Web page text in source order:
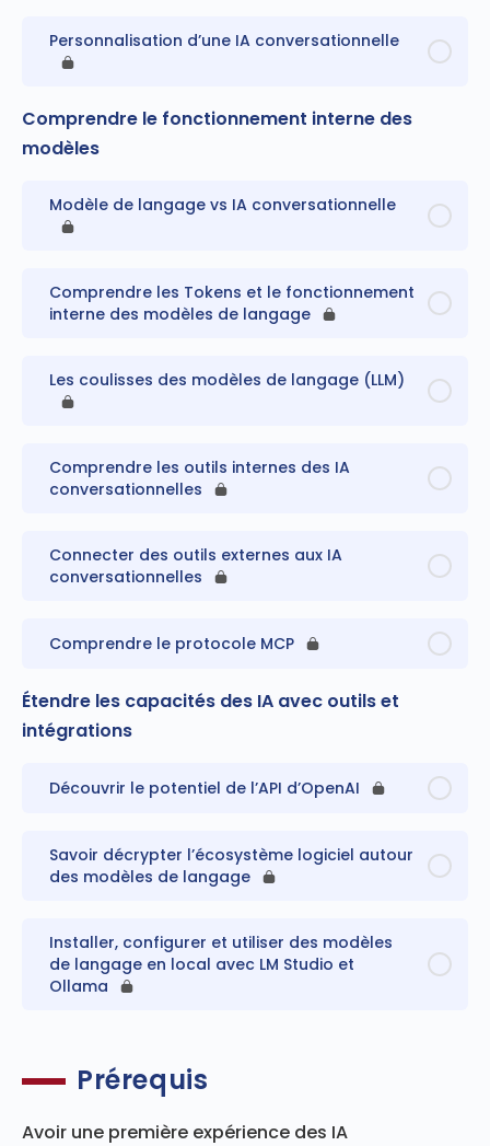
Personnalisation d’une IA conversationnelle
Comprendre le fonctionnement interne des
modèles
Modèle de langage vs IA conversationnelle
Comprendre les Tokens et le fonctionnement
interne des modèles de langage
Les coulisses des modèles de langage (LLM)
Comprendre les outils internes des IA
conversationnelles
Connecter des outils externes aux IA
conversationnelles
Comprendre le protocole MCP
Étendre les capacités des IA avec outils et
intégrations
Découvrir le potentiel de l’API d’OpenAI
Savoir décrypter l’écosystème logiciel autour
des modèles de langage
Installer, configurer et utiliser des modèles
de langage en local avec LM Studio et
Ollama
Prérequis
Avoir une première expérience des IA